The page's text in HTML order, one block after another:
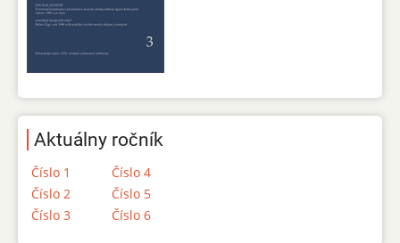
Aktuálny ročník
Číslo 1
Číslo 2
Číslo 3
Číslo 4
Číslo 5
Číslo 6